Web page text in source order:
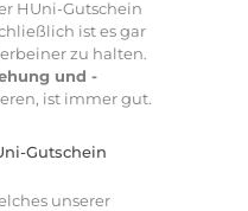
HUni-Gutschein
ist es gar
zu halten.
und -
ist immer gut.
Gutschein
unserer